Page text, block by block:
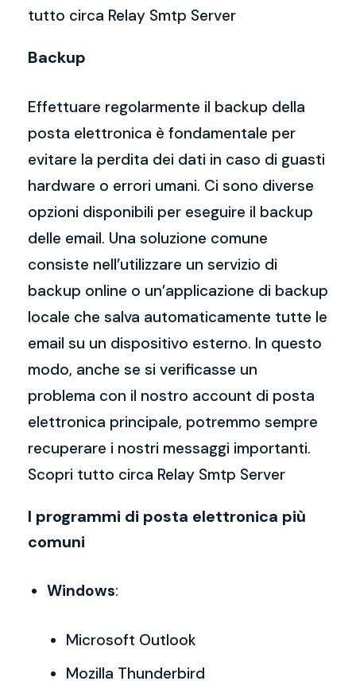
tutto circa Relay Smtp Server
Backup
Effettuare regolarmente il backup della
posta elettronica è fondamentale per
evitare la perdita dei dati in caso di guasti
hardware o errori umani. Ci sono diverse
opzioni disponibili per eseguire il backup
delle email. Una soluzione comune
consiste nell’utilizzare un servizio di
backup online o un’applicazione di backup
locale che salva automaticamente tutte le
email su un dispositivo esterno. In questo
modo, anche se si verificasse un
problema con il nostro account di posta
elettronica principale, potremmo sempre
recuperare i nostri messaggi importanti.
Scopri tutto circa Relay Smtp Server
I programmi di posta elettronica più
comuni
Windows:
Microsoft Outlook
Mozilla Thunderbird